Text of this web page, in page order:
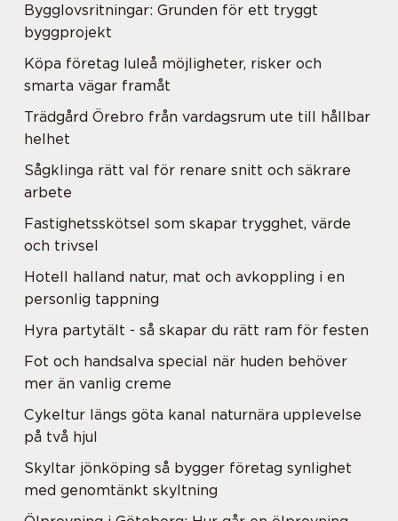
Bygglovsritningar: Grunden för ett tryggt
byggprojekt
Köpa företag luleå möjligheter, risker och
smarta vägar framåt
Trädgård Örebro från vardagsrum ute till hållbar
helhet
Sågklinga rätt val för renare snitt och säkrare
arbete
Fastighetsskötsel som skapar trygghet, värde
och trivsel
Hotell halland natur, mat och avkoppling i en
personlig tappning
Hyra partytält - så skapar du rätt ram för festen
Fot och handsalva special när huden behöver
mer än vanlig creme
Cykeltur längs göta kanal naturnära upplevelse
på två hjul
Skyltar jönköping så bygger företag synlighet
med genomtänkt skyltning